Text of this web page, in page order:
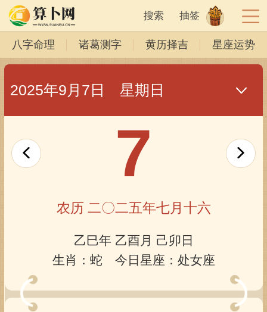
搜索 抽签
八字命理 诸葛测字 黄历择吉 星座运势
2025年9月7日 星期日
7
农历 二〇二五年七月十六
乙巳年 乙酉月 己卯日
生肖：蛇 今日星座：处女座